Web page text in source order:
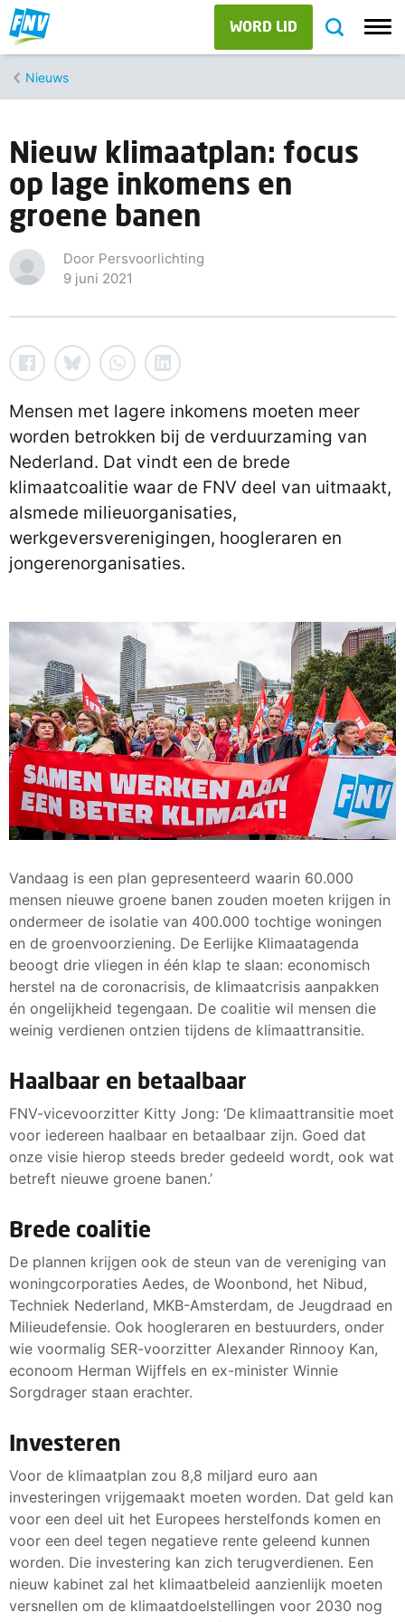
WORD LID
Nieuws
Nieuw klimaatplan: focus
op lage inkomens en
groene banen
Door Persvoorlichting
9 juni 2021
Mensen met lagere inkomens moeten meer
worden betrokken bij de verduurzaming van
Nederland. Dat vindt een de brede
klimaatcoalitie waar de FNV deel van uitmaakt,
alsmede milieuorganisaties,
werkgeversverenigingen, hoogleraren en
jongerenorganisaties.
Vandaag is een plan gepresenteerd waarin 60.000
mensen nieuwe groene banen zouden moeten krijgen in
ondermeer de isolatie van 400.000 tochtige woningen
en de groenvoorziening. De Eerlijke Klimaatagenda
beoogt drie vliegen in één klap te slaan: economisch
herstel na de coronacrisis, de klimaatcrisis aanpakken
én ongelijkheid tegengaan. De coalitie wil mensen die
weinig verdienen ontzien tijdens de klimaattransitie.
Haalbaar en betaalbaar
FNV-vicevoorzitter Kitty Jong: ‘De klimaattransitie moet
voor iedereen haalbaar en betaalbaar zijn. Goed dat
onze visie hierop steeds breder gedeeld wordt, ook wat
betreft nieuwe groene banen.’
Brede coalitie
De plannen krijgen ook de steun van de vereniging van
woningcorporaties Aedes, de Woonbond, het Nibud,
Techniek Nederland, MKB-Amsterdam, de Jeugdraad en
Milieudefensie. Ook hoogleraren en bestuurders, onder
wie voormalig SER-voorzitter Alexander Rinnooy Kan,
econoom Herman Wijffels en ex-minister Winnie
Sorgdrager staan erachter.
Investeren
Voor de klimaatplan zou 8,8 miljard euro aan
investeringen vrijgemaakt moeten worden. Dat geld kan
voor een deel uit het Europees herstelfonds komen en
voor een deel tegen negatieve rente geleend kunnen
worden. Die investering kan zich terugverdienen. Een
nieuw kabinet zal het klimaatbeleid aanzienlijk moeten
versnellen om de klimaatdoelstellingen voor 2030 nog